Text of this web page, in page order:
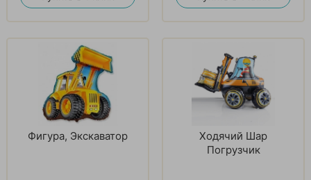
Фигура, Экскаватор
Ходячий Шар
Погрузчик